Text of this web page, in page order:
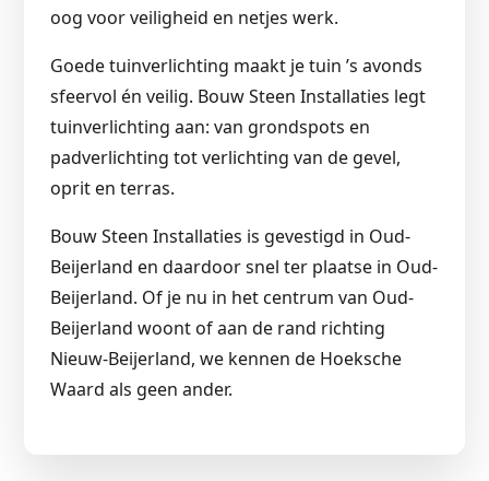
oog voor veiligheid en netjes werk.
Goede tuinverlichting maakt je tuin ’s avonds
sfeervol én veilig. Bouw Steen Installaties legt
tuinverlichting aan: van grondspots en
padverlichting tot verlichting van de gevel,
oprit en terras.
Bouw Steen Installaties is gevestigd in Oud-
Beijerland en daardoor snel ter plaatse in Oud-
Beijerland. Of je nu in het centrum van Oud-
Beijerland woont of aan de rand richting
Nieuw-Beijerland, we kennen de Hoeksche
Waard als geen ander.